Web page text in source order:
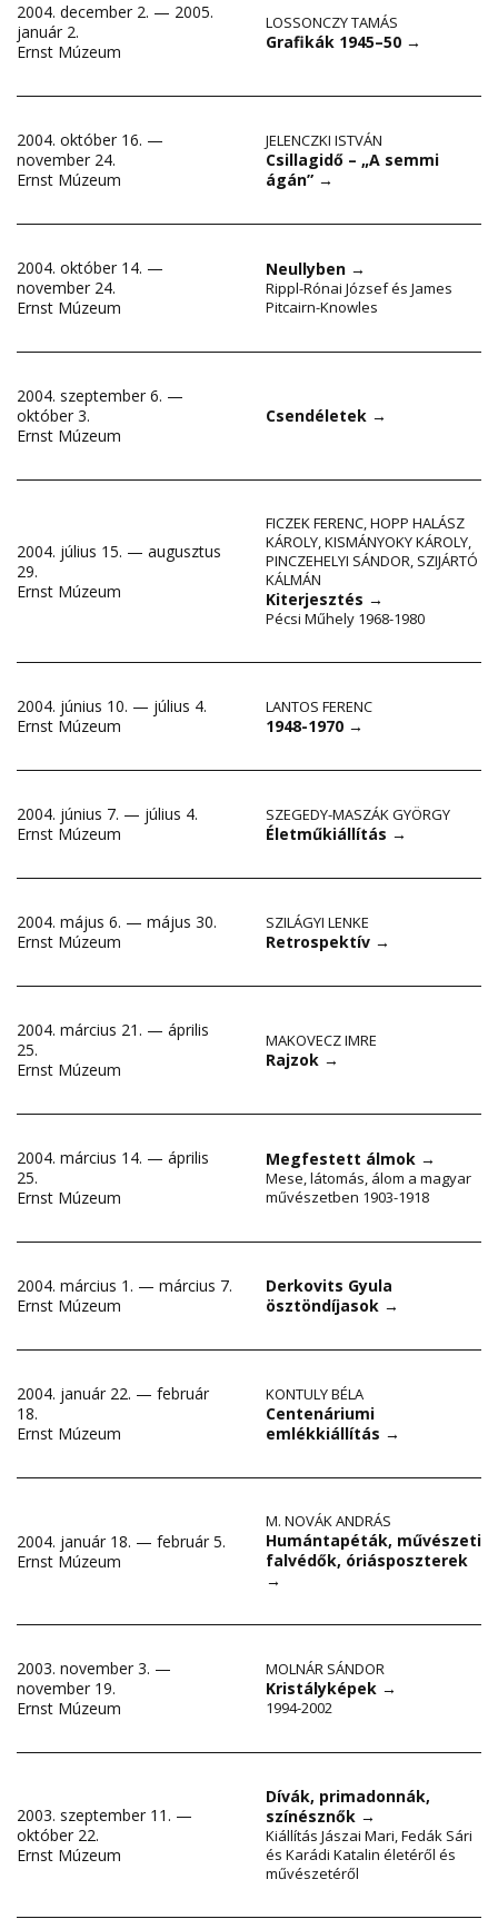
2004. december 2. — 2005.
január 2.
Ernst Múzeum
LOSSONCZY TAMÁS
Grafikák 1945–50 →
2004. október 16. —
november 24.
Ernst Múzeum
JELENCZKI ISTVÁN
Csillagidő – „A semmi
ágán” →
2004. október 14. —
november 24.
Ernst Múzeum
Neullyben →
Rippl-Rónai József és James
Pitcairn-Knowles
2004. szeptember 6. —
október 3.
Ernst Múzeum
Csendéletek →
2004. július 15. — augusztus
29.
Ernst Múzeum
FICZEK FERENC,HOPP HALÁSZ
KÁROLY,KISMÁNYOKY KÁROLY,
PINCZEHELYI SÁNDOR, SZIJÁRTÓ
KÁLMÁN
Kiterjesztés →
Pécsi Műhely 1968-1980
2004. június 10. — július 4.
Ernst Múzeum
LANTOS FERENC
1948-1970 →
2004. június 7. — július 4.
Ernst Múzeum
SZEGEDY-MASZÁK GYÖRGY
Életműkiállítás →
2004. május 6. — május 30.
Ernst Múzeum
SZILÁGYI LENKE
Retrospektív →
2004. március 21. — április
25.
Ernst Múzeum
MAKOVECZ IMRE
Rajzok →
2004. március 14. — április
25.
Ernst Múzeum
Megfestett álmok →
Mese, látomás, álom a magyar
művészetben 1903-1918
2004. március 1. — március 7.
Ernst Múzeum
Derkovits Gyula
ösztöndíjasok →
2004. január 22. — február
18.
Ernst Múzeum
KONTULY BÉLA
Centenáriumi
emlékkiállítás →
2004. január 18. — február 5.
Ernst Múzeum
M. NOVÁK ANDRÁS
Humántapéták, művészeti
falvédők, óriásposzterek
→
2003. november 3. —
november 19.
Ernst Múzeum
MOLNÁR SÁNDOR
Kristályképek →
1994-2002
2003. szeptember 11. —
október 22.
Ernst Múzeum
Dívák, primadonnák,
színésznők →
Kiállítás Jászai Mari, Fedák Sári
és Karádi Katalin életéről és
művészetéről